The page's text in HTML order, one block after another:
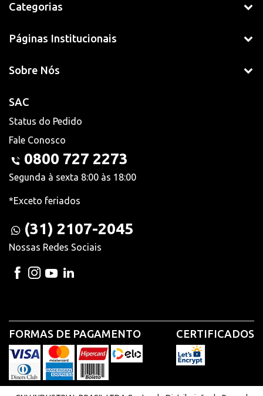
Categorias
Páginas Institucionais
Sobre Nós
SAC
Status do Pedido
Fale Conosco
0800 727 2273
Segunda à sexta 8:00 às 18:00
*Exceto feriados
(31) 2107-2045
Nossas Redes Sociais
FORMAS DE PAGAMENTO CERTIFICADOS